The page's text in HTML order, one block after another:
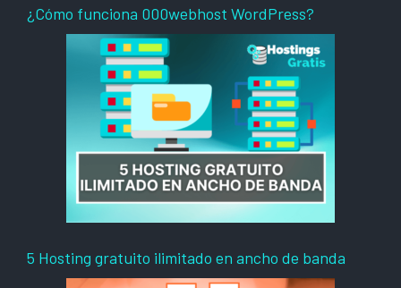
¿Cómo funciona 000webhost WordPress?
5 Hosting gratuito ilimitado en ancho de banda